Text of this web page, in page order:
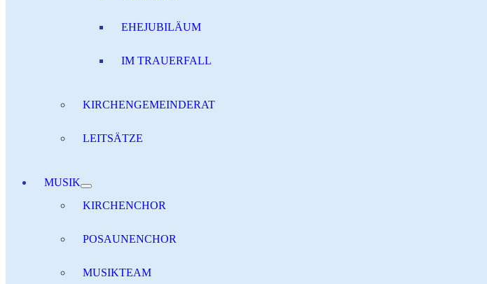
EHEJUBILÄUM
IM TRAUERFALL
KIRCHENGEMEINDERAT
LEITSÄTZE
MUSIK
KIRCHENCHOR
POSAUNENCHOR
MUSIKTEAM